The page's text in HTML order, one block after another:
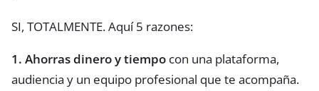
SI, TOTALMENTE. Aquí 5 razones:
1. Ahorras dinero y tiempo con una plataforma,
audiencia y un equipo profesional que te acompaña.